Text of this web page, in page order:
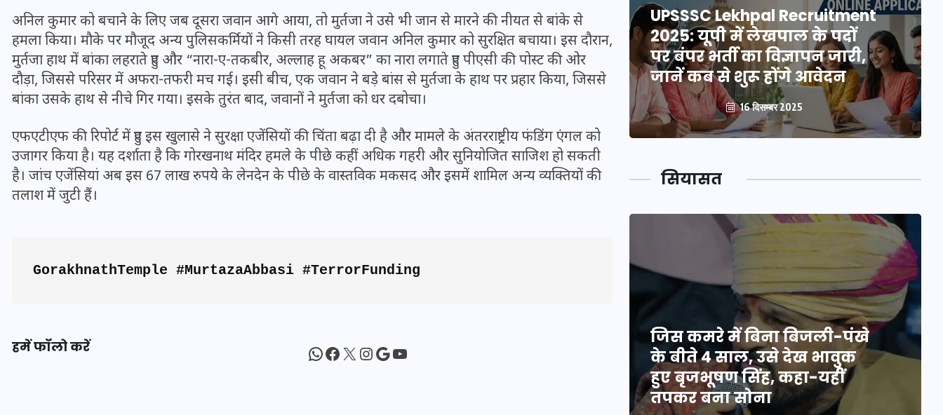
अनिल कुमार को बचाने के लिए जब दूसरा जवान आगे आया, तो मुर्तजा ने उसे भी जान से मारने की नीयत से बांके से
हमला किया। मौके पर मौजूद अन्य पुलिसकर्मियों ने किसी तरह घायल जवान अनिल कुमार को सुरक्षित बचाया। इस दौरान,
मुर्तजा हाथ में बांका लहराते हुए और “नारा-ए-तकबीर, अल्लाह हू अकबर” का नारा लगाते हुए पीएसी की पोस्ट की ओर
दौड़ा, जिससे परिसर में अफरा-तफरी मच गई। इसी बीच, एक जवान ने बड़े बांस से मुर्तजा के हाथ पर प्रहार किया, जिससे
बांका उसके हाथ से नीचे गिर गया। इसके तुरंत बाद, जवानों ने मुर्तजा को धर दबोचा।
एफएटीएफ की रिपोर्ट में हुए इस खुलासे ने सुरक्षा एजेंसियों की चिंता बढ़ा दी है और मामले के अंतरराष्ट्रीय फंडिंग एंगल को
उजागर किया है। यह दर्शाता है कि गोरखनाथ मंदिर हमले के पीछे कहीं अधिक गहरी और सुनियोजित साजिश हो सकती
है। जांच एजेंसियां अब इस 67 लाख रुपये के लेनदेन के पीछे के वास्तविक मकसद और इसमें शामिल अन्य व्यक्तियों की
तलाश में जुटी हैं।
GorakhnathTemple #MurtazaAbbasi #TerrorFunding
हमें फॉलो करें WhatsApp
Facebook
X Instagram
Google
YouTube
UPSSSC Lekhpal Recruitment
2025: यूपी में लेखपाल के पदों
पर बंपर भर्ती का विज्ञापन जारी,
जानें कब से शुरू होंगे आवेदन
16 दिसम्बर 2025
UPSSSC Lekhpal Recruitment
2025: यूपी में लेखपाल के पदों
पर बंपर भर्ती का विज्ञापन जारी,
जानें कब से शुरू होंगे आवेदन
UPSSSC Lekhpal Recruitment
2025: यूपी में लेखपाल के पदों
पर बंपर भर्ती का विज्ञापन जारी,
जानें कब से शुरू होंगे आवेदन
16 दिसम्बर 2025
सियासत
जिस कमरे में बिना बिजली-पंखे
के बीते 4 साल, उसे देख भावुक
के बीते 4 साल, उसे देख भावुक
जिस कमरे में बिना बिजली-पंखे
के बीते 4 साल, उसे देख भावुक
हुए बृजभूषण सिंह, कहा-यहीं
तपकर बना सोना